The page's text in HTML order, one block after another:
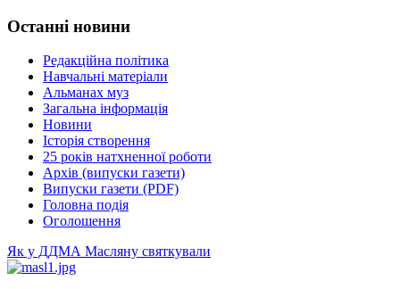
Останні новини
Редакційна політика
Навчальні матеріали
Альманах муз
Загальна інформація
Новини
Історія створення
25 років натхненної роботи
Архів (випуски газети)
Випуски газети (PDF)
Головна подія
Оголошення
Як у ДДМА Масляну святкували